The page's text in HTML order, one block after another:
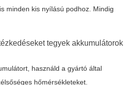
minden kis nyílású podhoz. Mindig
tegyek akkumulátorok
használd a gyártó által
hőmérsékleteket.